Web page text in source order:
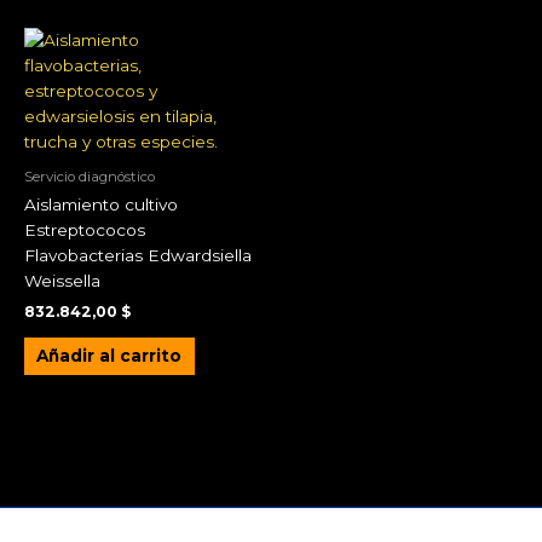
Servicio diagnóstico
Aislamiento cultivo
Estreptococos
Flavobacterias Edwardsiella
Weissella
832.842,00 $
Añadir al carrito